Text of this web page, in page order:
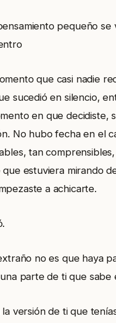
pequeño
que casi nadie
sucedió en silencio,
en que decidiste,
No hubo fecha en el
tan
que estuviera mirando
a achicarte.
no es que haya
parte de ti que
la versión de ti que